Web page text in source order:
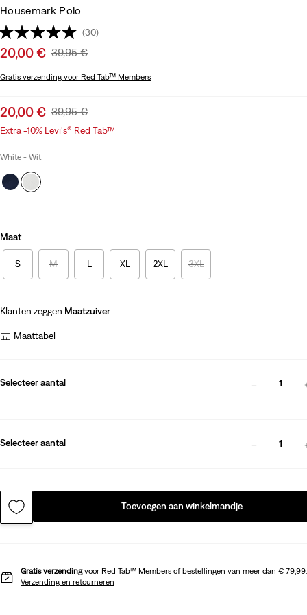
Housemark Polo
(30)
Sale
is
20,00 € Original
Was
39,95 €
Gratis verzending voor Red Tab™ Members
Sale
price
20,00 € Original
Price
39,95 €
Extra -10% Levi's® Red Tab™
White - Wit
Maat
S M L XL 2XL 3XL
Klanten zeggen Maatzuiver
Maattabel
Selecteer aantal 1
Selecteer aantal 1
Toevoegen aan winkelmandje
Gratis verzendingvoor Red Tab™ Members of bestellingen van meer dan € 79,99.
Verzending en retourneren